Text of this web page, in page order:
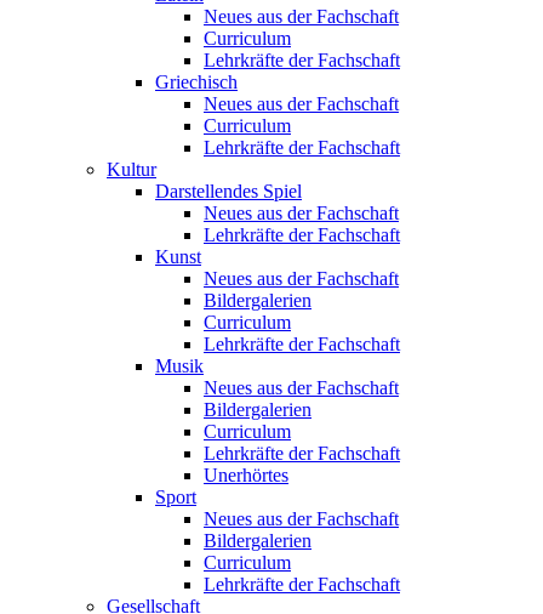
Neues aus der Fachschaft
Curriculum
Lehrkräfte der Fachschaft
Griechisch
Neues aus der Fachschaft
Curriculum
Lehrkräfte der Fachschaft
Kultur
Darstellendes Spiel
Neues aus der Fachschaft
Lehrkräfte der Fachschaft
Kunst
Neues aus der Fachschaft
Bildergalerien
Curriculum
Lehrkräfte der Fachschaft
Musik
Neues aus der Fachschaft
Bildergalerien
Curriculum
Lehrkräfte der Fachschaft
Unerhörtes
Sport
Neues aus der Fachschaft
Bildergalerien
Curriculum
Lehrkräfte der Fachschaft
Gesellschaft